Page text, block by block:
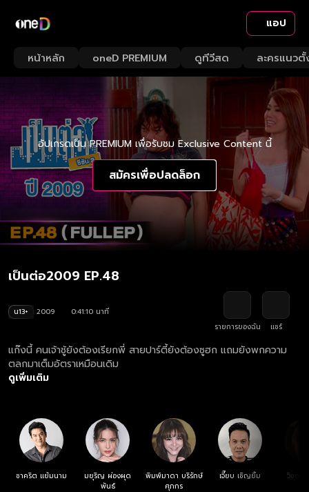
แอป
หน้าหลัก oneD PREMIUM ดูทีวีสด ละครแนวตั้
อัปเกรดเป็น PREMIUM เพื่อรับชม Exclusive Content นี้
สมัครเพื่อปลดล็อก
เป็นต่อ2009 EP.48
น13+ 2009
0:41:10 นาที
รายการของฉัน
แชร์
แก๊งนี้ คนเจ้าชู้ยังต้องเรียกพี่ สายปาร์ตี้ยังต้องซูฮก แถมยังพกความ
ตลกมาเต็มอัตราเหมือนเดิม
ดูเพิ่มเติม
ชาคริต แย้มนาม
มยุริญ ผ่องผุด
พันธ์
พิมพ์มาดา บริรักษ์
ศุภกร
เจี๊ยบ เชิญยิ้ม วิชุดา